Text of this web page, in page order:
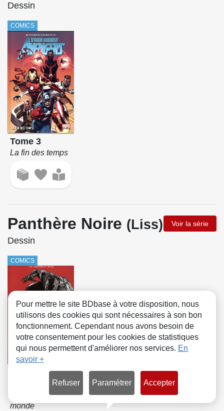
Dessin
COMICS
Tome 3
La fin des temps
Panthère Noire (Liss) Voir la série
Dessin
COMICS
L'Homme le plus
dangereux du
monde
Pour mettre le site BDbase à votre disposition, nous
utilisons des cookies qui sont nécessaires à son bon
fonctionnement. Cependant nous avons besoin de
votre consentement pour les cookies de statistiques
qui nous permettent d'améliorer nos services. En
savoir +
Refuser Paramétrer Accepter